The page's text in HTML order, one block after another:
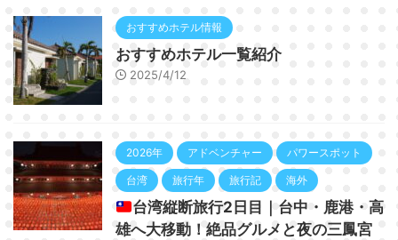
おすすめホテル情報
おすすめホテル一覧紹介
2025/4/12
2026年 アドベンチャー パワースポット
台湾 旅行年 旅行記 海外
台湾縦断旅行2日目｜台中・鹿港・高
雄へ大移動！絶品グルメと夜の三鳳宮